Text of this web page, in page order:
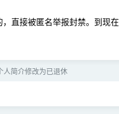
直接被匿名举报封禁。到现
简介修改为已退休